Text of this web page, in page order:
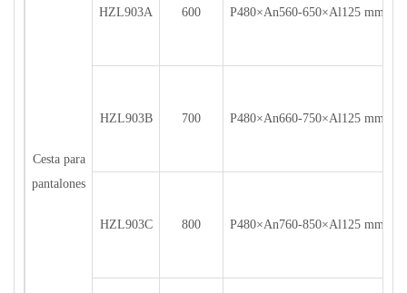
Cesta para
pantalones
HZL903A 600 P480×An560-650×Al125 mm
HZL903B 700 P480×An660-750×Al125 mm
HZL903C 800 P480×An760-850×Al125 mm